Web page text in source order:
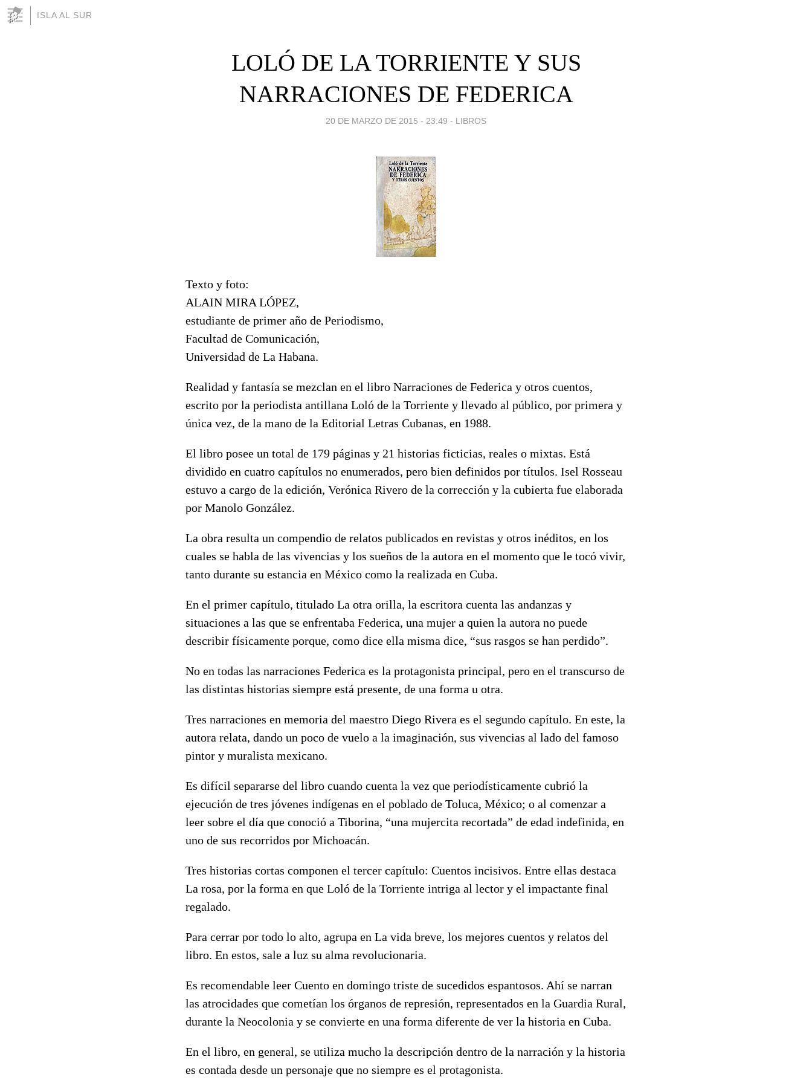
ISLA AL SUR
LOLÓ DE LA TORRIENTE Y SUS
NARRACIONES DE FEDERICA
20 DE MARZO DE 2015 - 23:49 - LIBROS
Texto y foto:
ALAIN MIRA LÓPEZ,
estudiante de primer año de Periodismo,
Facultad de Comunicación,
Universidad de La Habana.
Realidad y fantasía se mezclan en el libro Narraciones de Federica y otros cuentos,
escrito por la periodista antillana Loló de la Torriente y llevado al público, por primera y
única vez, de la mano de la Editorial Letras Cubanas, en 1988.
El libro posee un total de 179 páginas y 21 historias ficticias, reales o mixtas. Está
dividido en cuatro capítulos no enumerados, pero bien definidos por títulos. Isel Rosseau
estuvo a cargo de la edición, Verónica Rivero de la corrección y la cubierta fue elaborada
por Manolo González.
La obra resulta un compendio de relatos publicados en revistas y otros inéditos, en los
cuales se habla de las vivencias y los sueños de la autora en el momento que le tocó vivir,
tanto durante su estancia en México como la realizada en Cuba.
En el primer capítulo, titulado La otra orilla, la escritora cuenta las andanzas y
situaciones a las que se enfrentaba Federica, una mujer a quien la autora no puede
describir físicamente porque, como dice ella misma dice, “sus rasgos se han perdido”.
No en todas las narraciones Federica es la protagonista principal, pero en el transcurso de
las distintas historias siempre está presente, de una forma u otra.
Tres narraciones en memoria del maestro Diego Rivera es el segundo capítulo. En este, la
autora relata, dando un poco de vuelo a la imaginación, sus vivencias al lado del famoso
pintor y muralista mexicano.
Es difícil separarse del libro cuando cuenta la vez que periodísticamente cubrió la
ejecución de tres jóvenes indígenas en el poblado de Toluca, México; o al comenzar a
leer sobre el día que conoció a Tiborina, “una mujercita recortada” de edad indefinida, en
uno de sus recorridos por Michoacán.
Tres historias cortas componen el tercer capítulo: Cuentos incisivos. Entre ellas destaca
La rosa, por la forma en que Loló de la Torriente intriga al lector y el impactante final
regalado.
Para cerrar por todo lo alto, agrupa en La vida breve, los mejores cuentos y relatos del
libro. En estos, sale a luz su alma revolucionaria.
Es recomendable leer Cuento en domingo triste de sucedidos espantosos. Ahí se narran
las atrocidades que cometían los órganos de represión, representados en la Guardia Rural,
durante la Neocolonia y se convierte en una forma diferente de ver la historia en Cuba.
En el libro, en general, se utiliza mucho la descripción dentro de la narración y la historia
es contada desde un personaje que no siempre es el protagonista.